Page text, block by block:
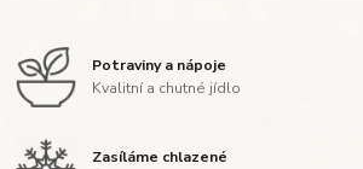
Potraviny a nápoje
Kvalitní a chutné jídlo
Zasíláme chlazené